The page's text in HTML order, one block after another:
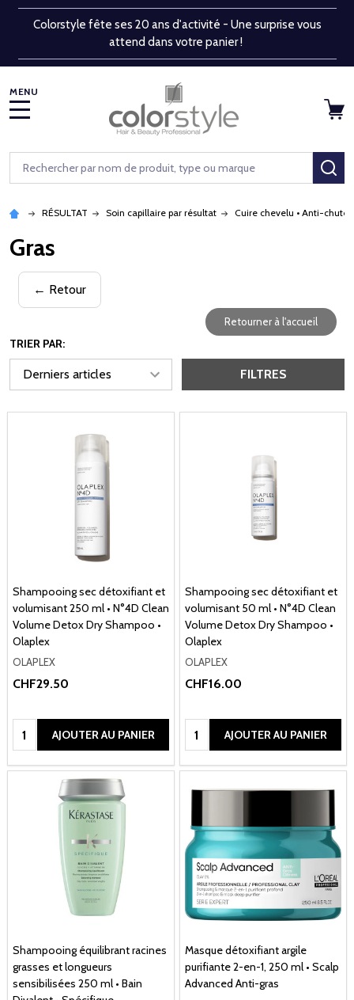
Colorstyle fête ses 20 ans d'activité - Une surprise vous
attend dans votre panier !
Rechercher
RÉSULTAT Soin capillaire par résultat Cuire chevelu • Anti-chute
Gras
← Retour
Retourner à l'accueil
TRIER PAR:
FILTRES
Shampooing sec détoxifiant et
volumisant 250 ml • N°4D Clean
Volume Detox Dry Shampoo •
Olaplex
OLAPLEX
CHF29.50
Quantité:AJOUTER AU PANIER
Shampooing sec détoxifiant et
volumisant 50 ml • N°4D Clean
Volume Detox Dry Shampoo •
Olaplex
OLAPLEX
CHF16.00
Quantité:AJOUTER AU PANIER
Shampooing équilibrant racines
grasses et longueurs
sensibilisées 250 ml • Bain
Masque détoxifiant argile
purifiante 2-en-1, 250 ml • Scalp
Advanced Anti-gras